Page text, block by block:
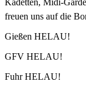
freuen uns auf die
Gießen HELAU!
GFV HELAU!
Fuhr HELAU!